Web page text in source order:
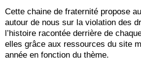
Cette chaine de fraternité propose
autour de nous sur la violation des
l’histoire racontée derrière de
elles grâce aux ressources du site
année en fonction du thème.